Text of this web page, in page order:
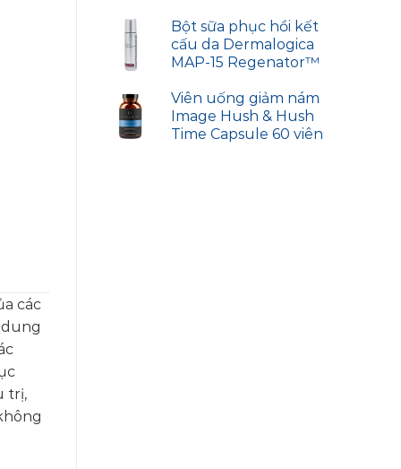
Bột sữa phục hồi kết
cấu da Dermalogica
MAP-15 Regenator™
Viên uống giảm nám
Image Hush & Hush
Time Capsule 60 viên
các
trị,